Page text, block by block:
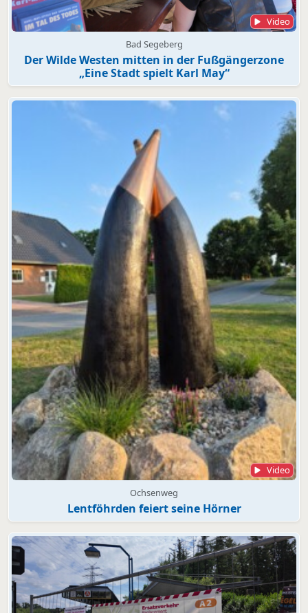
Video
Bad Segeberg
Der Wilde Westen mitten in der Fußgängerzone
„Eine Stadt spielt Karl May“
Video
Ochsenweg
Lentföhrden feiert seine Hörner